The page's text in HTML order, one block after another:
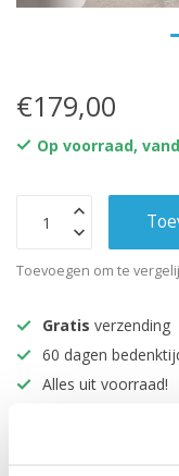
€179,00
Op voorraad,
Toevoegen om te
Gratis verzending
60 dagen
Alles uit voorraad!